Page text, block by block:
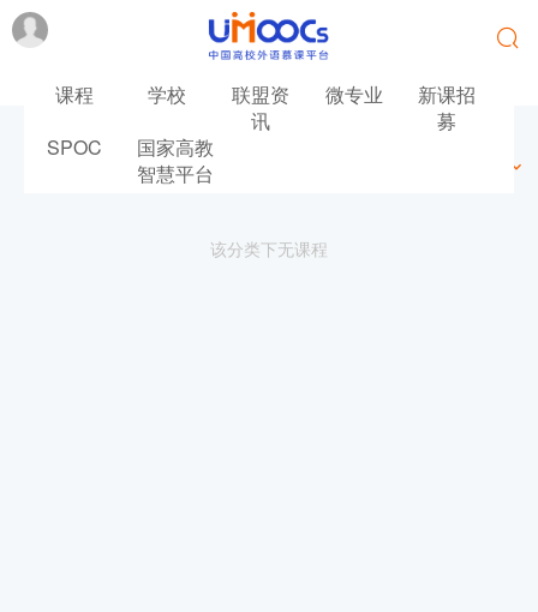
课程 学校
联盟资
讯
微专业
新课招
募
SPOC
国家高教
智慧平台
该分类下无课程